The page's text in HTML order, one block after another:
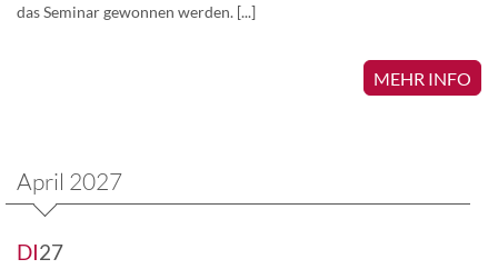
das Seminar gewonnen werden. [...]
MEHR INFO
April 2027
DI27